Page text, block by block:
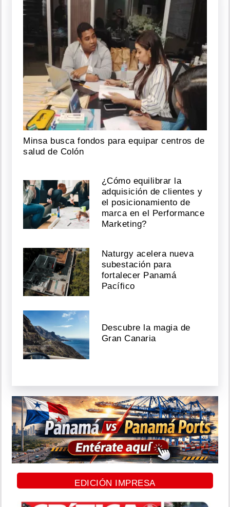
Minsa busca fondos para equipar centros de
salud de Colón
¿Cómo equilibrar la
adquisición de clientes y
el posicionamiento de
marca en el Performance
Marketing?
Naturgy acelera nueva
subestación para
fortalecer Panamá
Pacífico
Descubre la magia de
Gran Canaria
EDICIÓN IMPRESA